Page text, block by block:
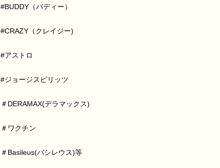
#BUDDY（バディー）
#CRAZY（クレイジー)
#アストロ
#ジョージスピリッツ
＃DERAMAX(デラマックス)
＃ワクチン
＃Basileus(バシレウス)等